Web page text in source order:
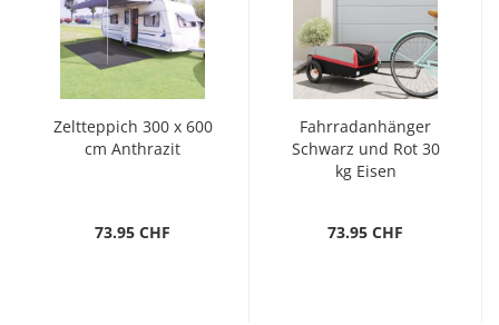
Zeltteppich 300 x 600
cm Anthrazit
73.95 CHF
Fahrradanhänger
Schwarz und Rot 30
kg Eisen
73.95 CHF